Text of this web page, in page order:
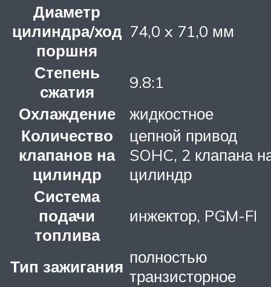
Диаметр
цилиндра/ход
поршня
74,0 x 71,0 мм
Степень
сжатия
9.8:1
Охлаждение
жидкостное
Количество
клапанов на
цилиндр
цепной привод
SOHC, 2 клапана
цилиндр
Система
подачи
топлива
инжектор, PGM-FI
Тип зажигания полностью
транзисторное